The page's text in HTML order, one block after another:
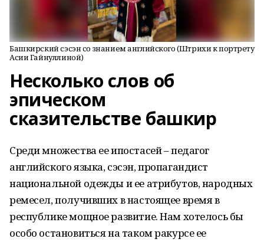
Башкирский сэсэн со знанием английского (Штрихи к портрету
Асии Гайнуллиной)
Несколько слов об
эпическом
сказительстве башкир
Среди множества ее ипостасей – педагог
английского языка, сэсэн, пропагандист
национальной одежды и ее атрибутов, народных
ремесел, получивших в настоящее время в
республике мощное развитие. Нам хотелось бы
особо остановиться на таком ракурсе ее